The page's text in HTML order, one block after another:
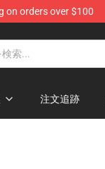
on orders over $100
注文追跡